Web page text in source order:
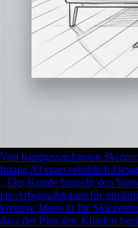
Von handgezeichneten
Image AI spart erheblich
„ Der Kunde braucht den
ein Arbeitsalbtraum für
kreative Ideen in Ihr
dass der Plan den Kunden